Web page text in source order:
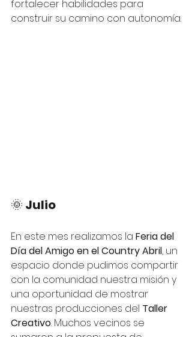
fortalecer habilidades para
construir su camino con autonomía.
🌞 Julio
En este mes realizamos la Feria del
Día del Amigo en el Country Abril, un
espacio donde pudimos compartir
con la comunidad nuestra misión y
una oportunidad de mostrar
nuestras producciones del Taller
Creativo. Muchos vecinos se